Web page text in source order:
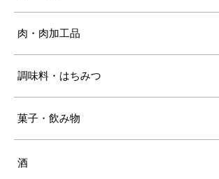
肉・肉加工品
調味料・はちみつ
菓子・飲み物
酒